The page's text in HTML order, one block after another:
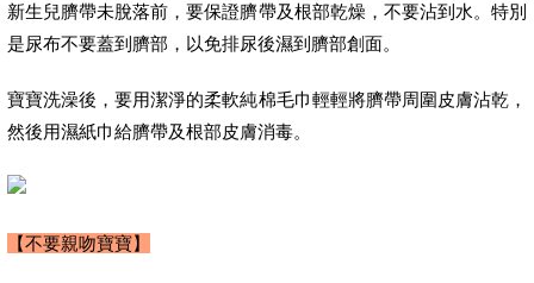
新生兒臍帶未脫落前，要保證臍帶及根部乾燥，不要沾到水。特別
是尿布不要蓋到臍部，以免排尿後濕到臍部創面。
寶寶洗澡後，要用潔淨的柔軟純棉毛巾輕輕將臍帶周圍皮膚沾乾，
然後用濕紙巾給臍帶及根部皮膚消毒。
【不要親吻寶寶】